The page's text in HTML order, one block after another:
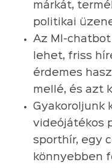
márkát,
politikai
Az MI-
lehet, friss
érdemes
mellé, és azt
Gyakoroljunk
videójátékos
sporthír, egy
könnyebben